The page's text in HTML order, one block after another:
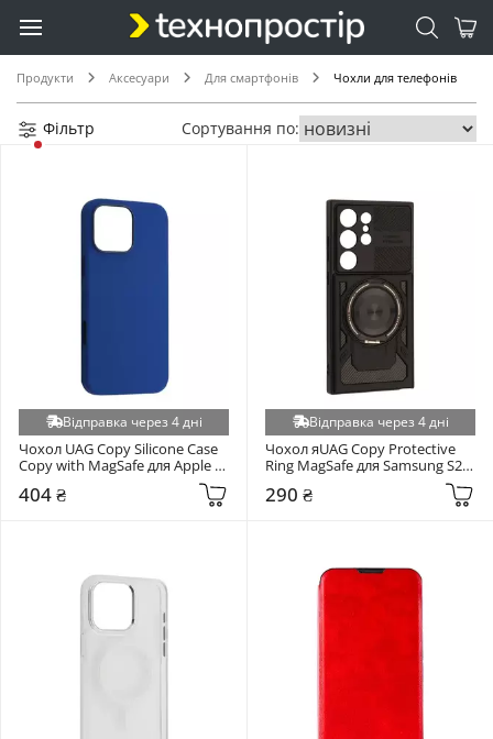
Продукти Аксесуари Для смартфонів Чохли для телефонів
Фільтр Сортування по:
Відправка через 4 дні
Чохол UAG Copy Silicone Case
Copy with MagSafe для Apple
iPhone 16 Pro Max Ultramarine
(6913572480)
404 ₴
Відправка через 4 дні
Чохол яUAG Copy Protective
Ring MagSafe для Samsung S26
290 ₴